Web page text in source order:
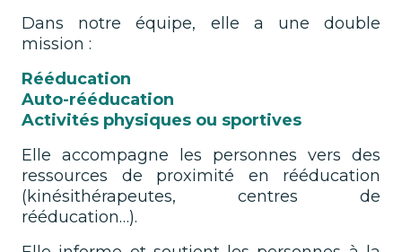
Dans notre équipe, elle a une double
mission :
Rééducation
Auto-rééducation
Activités physiques ou sportives
Elle accompagne les personnes vers des
ressources de proximité en rééducation
(kinésithérapeutes, centres de
rééducation…).